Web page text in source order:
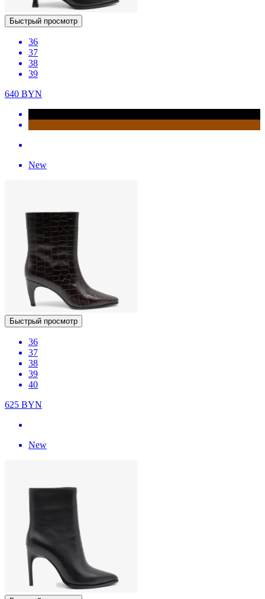
Быстрый просмотр
36
37
38
39
640 BYN
New
Быстрый просмотр
36
37
38
39
40
625 BYN
New